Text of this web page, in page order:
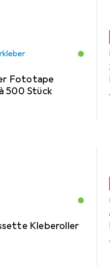
Fototape
500 Stück
Kleberoller